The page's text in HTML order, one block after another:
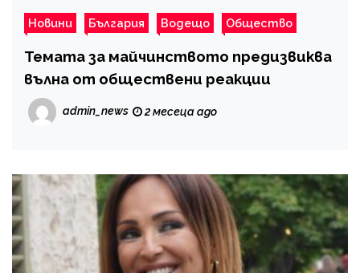
Новини България Водещо Общество
Темата за майчинството предизвиква
вълна от обществени реакции
admin_news 2 месеца ago